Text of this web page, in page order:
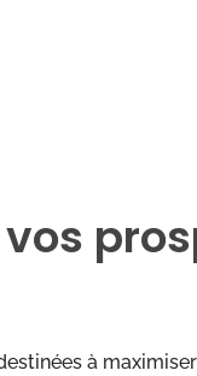
à maximiser